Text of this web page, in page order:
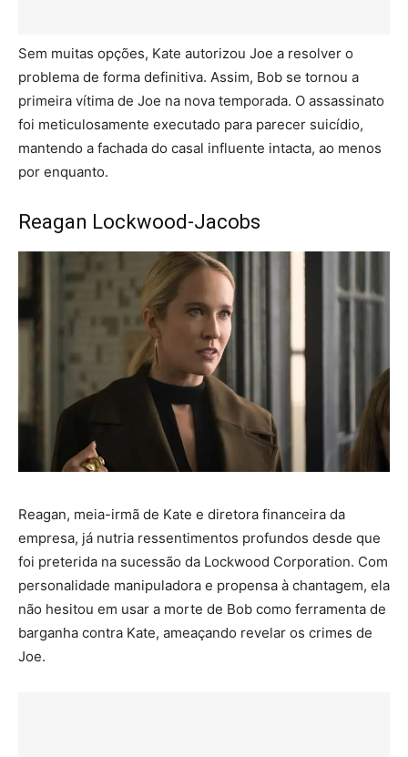
Sem muitas opções, Kate autorizou Joe a resolver o
problema de forma definitiva. Assim, Bob se tornou a
primeira vítima de Joe na nova temporada. O assassinato
foi meticulosamente executado para parecer suicídio,
mantendo a fachada do casal influente intacta, ao menos
por enquanto.
Reagan Lockwood-Jacobs
Reagan, meia-irmã de Kate e diretora financeira da
empresa, já nutria ressentimentos profundos desde que
foi preterida na sucessão da Lockwood Corporation. Com
personalidade manipuladora e propensa à chantagem, ela
não hesitou em usar a morte de Bob como ferramenta de
barganha contra Kate, ameaçando revelar os crimes de
Joe.